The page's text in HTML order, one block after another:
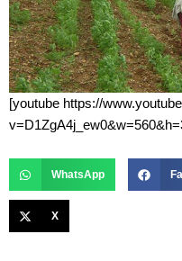
[youtube https://
WhatsApp
X